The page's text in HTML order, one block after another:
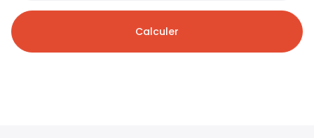
Calculer